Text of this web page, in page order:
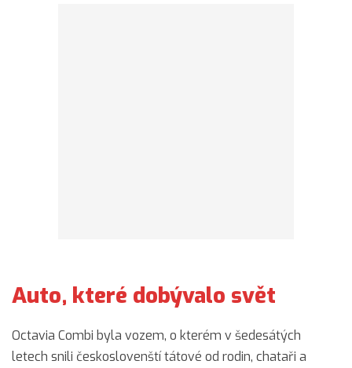
Auto, které dobývalo svět
Octavia Combi byla vozem, o kterém v šedesátých
letech snili českoslovenští tátové od rodin, chataři a